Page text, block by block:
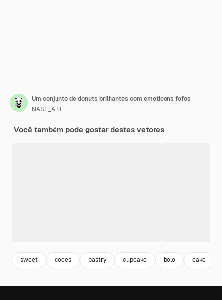
Um conjunto de donuts brilhantes com emoticons fofos
NAST_ART
Você também pode gostar destes vetores
sweet doces pastry cupcake bolo cake